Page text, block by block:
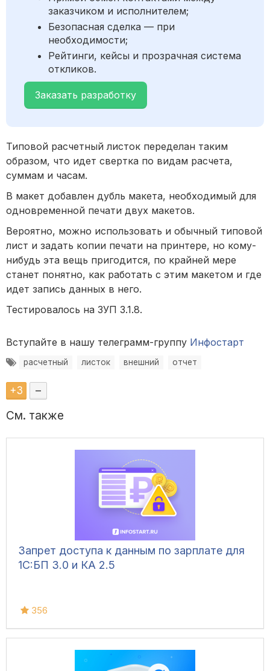
заказчиком и исполнителем;
Безопасная сделка — при
необходимости;
Рейтинги, кейсы и прозрачная система
откликов.
Заказать разработку
Типовой расчетный листок переделан таким
образом, что идет свертка по видам расчета,
суммам и часам.
В макет добавлен дубль макета, необходимый для
одновременной печати двух макетов.
Вероятно, можно использовать и обычный типовой
лист и задать копии печати на принтере, но кому-
нибудь эта вещь пригодится, по крайней мере
станет понятно, как работать с этим макетом и где
идет запись данных в него.
Тестировалось на ЗУП 3.1.8.
Вступайте в нашу телеграмм-группу Инфостарт
расчетный листок внешний отчет
+3 –
См. также
Запрет доступа к данным по зарплате для
1C:БП 3.0 и КА 2.5
356